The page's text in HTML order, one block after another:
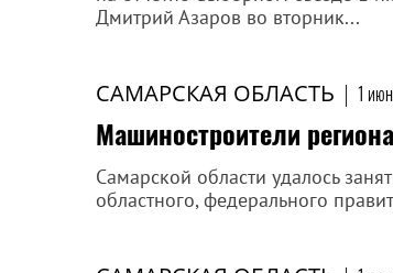
Дмитрий Азаров во вторник...
САМАРСКАЯ ОБЛАСТЬ | 1
Машиностроители
Самарской области удалось
областного, федерального